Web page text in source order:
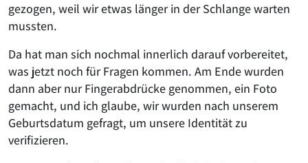
gezogen, weil wir etwas länger in der Schlange warten
mussten.
Da hat man sich nochmal innerlich darauf vorbereitet,
was jetzt noch für Fragen kommen. Am Ende wurden
dann aber nur Fingerabdrücke genommen, ein Foto
gemacht, und ich glaube, wir wurden nach unserem
Geburtsdatum gefragt, um unsere Identität zu
verifizieren.